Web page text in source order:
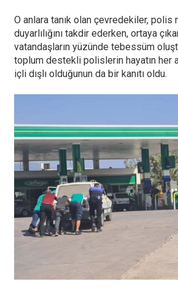
O anlara tanık olan çevredekiler, polis
duyarlılığını takdir ederken, ortaya
vatandaşların yüzünde tebessüm
toplum destekli polislerin hayatın her
içli dışlı olduğunun da bir kanıtı oldu.